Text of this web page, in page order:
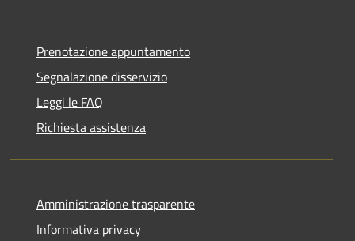
Prenotazione appuntamento
Segnalazione disservizio
Leggi le FAQ
Richiesta assistenza
Amministrazione trasparente
Informativa privacy